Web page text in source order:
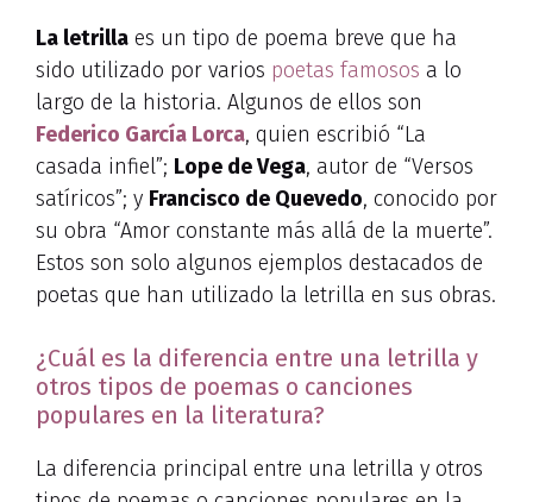
La letrilla es un tipo de poema breve que ha
sido utilizado por varios poetas famosos a lo
largo de la historia. Algunos de ellos son
Federico García Lorca, quien escribió “La
casada infiel”; Lope de Vega, autor de “Versos
satíricos”; y Francisco de Quevedo, conocido por
su obra “Amor constante más allá de la muerte”.
Estos son solo algunos ejemplos destacados de
poetas que han utilizado la letrilla en sus obras.
¿Cuál es la diferencia entre una letrilla y
otros tipos de poemas o canciones
populares en la literatura?
La diferencia principal entre una letrilla y otros